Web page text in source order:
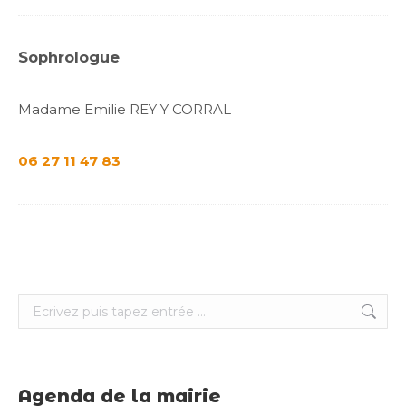
Sophrologue
Madame Emilie REY Y CORRAL
06 27 11 47 83
Search:
Agenda de la mairie